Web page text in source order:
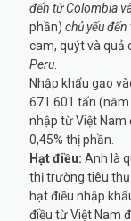
đến từ Colombia
phần)chủ yếu
cam, quýt và quả
Peru.
Nhập khẩu gạo
671.601 tấn
nhập từ Việt Nam
0,45% thị phần.
Hạt điều:Anh là
thị trường tiêu thụ
hạt điều nhập
điều từ Việt Nam